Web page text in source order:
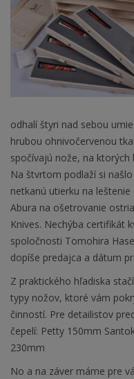
odhalí štyri nad sebou
hrubou ohnivočervenou
spočívajú nože, na
Na štvrtom podlaží si
netkanú utierku na
Abura na ošetrovanie
Knives. Nechýba certifikát
spoločnosti Tomohira
dopíše predajca a dátum
Z praktického hľadiska
typy nožov, ktoré vám
činností. Pre detailistov
čepelí: Petty 150mm
230mm
No a na záver máme pre